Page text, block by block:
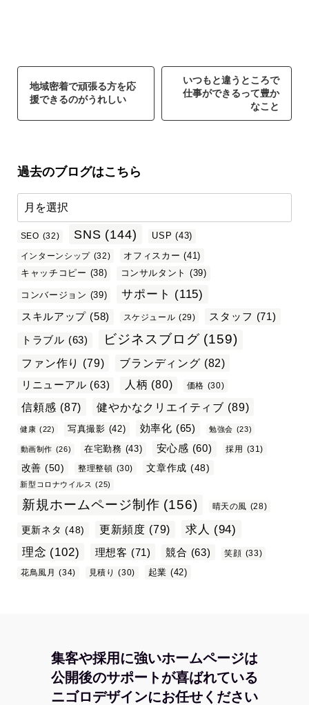
地域密着で頑張る方を応
援できるのがうれしい
いつもと違うところで
仕事ができるって豊か
なこと
過去のブログはこちら
SEO (32) SNS (144) USP (43)
インターンシップ (32) オフィスカー (41)
キャッチコピー (38) コンサルタント (39)
コンバージョン (39) サポート (115)
スキルアップ (58) スケジュール (29) スタッフ (71)
トラブル (63) ビジネスブログ (159)
ファン作り (79) ブランディング (82)
リニューアル (63) 人柄 (80) 価格 (30)
信頼感 (87) 健やかなクリエイティブ (89)
健康 (22) 写真撮影 (42) 効率化 (65) 勉強会 (23)
動画制作 (26) 在宅勤務 (43) 安心感 (60) 採用 (31)
改善 (50) 整理整頓 (30) 文章作成 (48)
新型コロナウイルス (25)
新規ホームページ制作 (156) 晴天の風 (28)
更新ネタ (48) 更新頻度 (79) 求人 (94)
理念 (102) 理想客 (71) 競合 (63) 笑顔 (33)
花鳥風月 (34) 見積り (30) 起業 (42)
集客や採用に強いホームページは
公開後のサポートが喜ばれている
ニゴロデザインにお任せください